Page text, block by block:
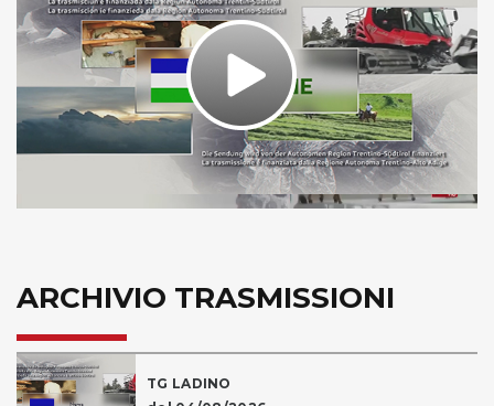
Play
ARCHIVIO TRASMISSIONI
TG LADINO